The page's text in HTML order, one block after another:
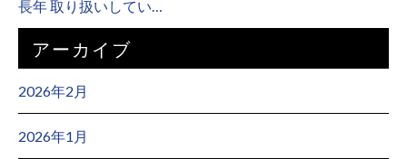
長年 取り扱いしてい…
アーカイブ
2026年2月
2026年1月